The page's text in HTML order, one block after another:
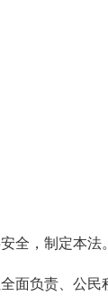
全，制定本法。
面负责、公